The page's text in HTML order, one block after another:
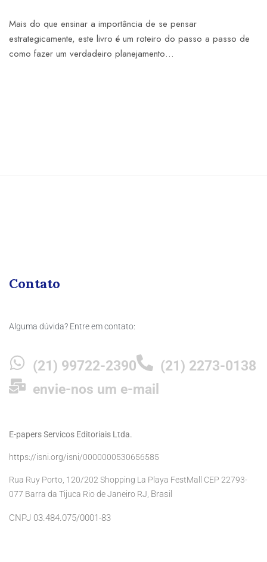
Mais do que ensinar a importância de se pensar
estrategicamente, este livro é um roteiro do passo a passo de
como fazer um verdadeiro planejamento…
Contato
Alguma dúvida? Entre em contato:
(21) 99722-2390
(21) 2273-0138
envie-nos um e-mail
E-papers Servicos Editoriais Ltda.
https://isni.org/isni/0000000530656585
Rua Ruy Porto, 120/202 Shopping La Playa FestMall CEP 22793-
077 Barra da Tijuca Rio de Janeiro RJ, Brasil
CNPJ 03.484.075/0001-83